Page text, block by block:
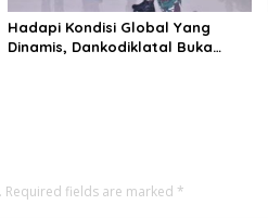
Hadapi Kondisi Global Yang
Dinamis, Dankodiklatal Buka
Required fields are marked *